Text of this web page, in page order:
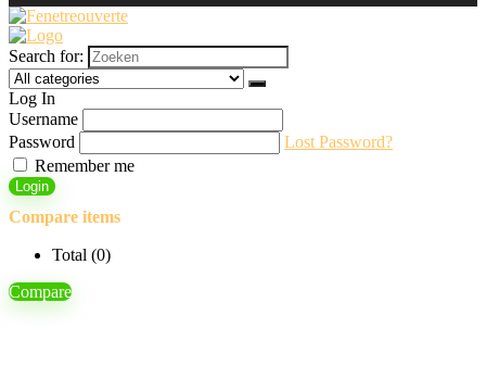
Search for:
Log In
Username
Password
Lost Password?
Remember me
Login
Compare items
Total (0)
Compare